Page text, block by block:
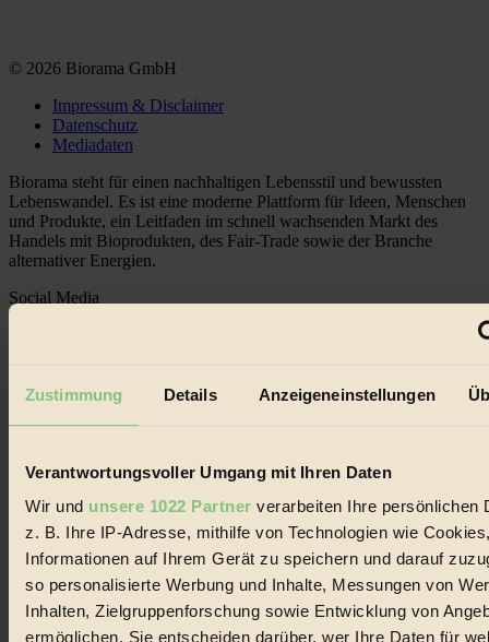
Zustimmung Details Anzeigeneinstellungen
Verantwortungsvoller Umgang mit Ihren Daten
Wir und unsere 1022 Partner verarbeiten Ihre persönlichen
z. B. Ihre IP-Adresse, mithilfe von Technologien wie
Informationen auf Ihrem Gerät zu speichern und darauf
so personalisierte Werbung und Inhalte, Messungen von
Inhalten, Zielgruppenforschung sowie Entwicklung von
ermöglichen. Sie entscheiden darüber, wer Ihre Daten für
© 2026 Biorama GmbH
Impressum & Disclaimer
Datenschutz
Mediadaten
Biorama steht für einen nachhaltigen Lebensstil und bewussten
Lebenswandel. Es ist eine moderne Plattform für Ideen, Menschen
und Produkte, ein Leitfaden im schnell wachsenden Markt des
Handels mit Bioprodukten, des Fair-Trade sowie der Branche
alternativer Energien.
Social Media
22.601 Fans auf Facebook
Nachhaltigkeit
Vegan